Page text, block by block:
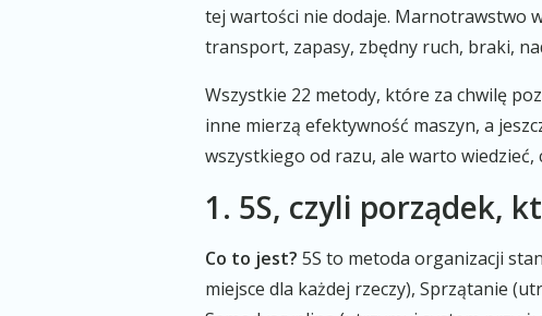
tej wartości nie dodaje. Marnotrawstwo
transport, zapasy, zbędny ruch, braki,
Wszystkie 22 metody, które za chwilę
inne mierzą efektywność maszyn, a
wszystkiego od razu, ale warto wiedzieć,
1. 5S, czyli porządek,
Co to jest? 5S to metoda organizacji
miejsce dla każdej rzeczy), Sprzątanie